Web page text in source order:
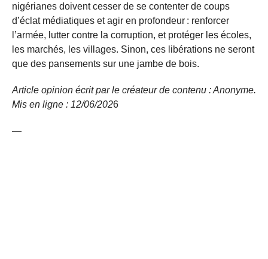
nigérianes doivent cesser de se contenter de coups
d’éclat médiatiques et agir en profondeur : renforcer
l’armée, lutter contre la corruption, et protéger les écoles,
les marchés, les villages. Sinon, ces libérations ne seront
que des pansements sur une jambe de bois.
Article opinion écrit par le créateur de contenu : Anonyme.
Mis en ligne : 12/06/2026
—